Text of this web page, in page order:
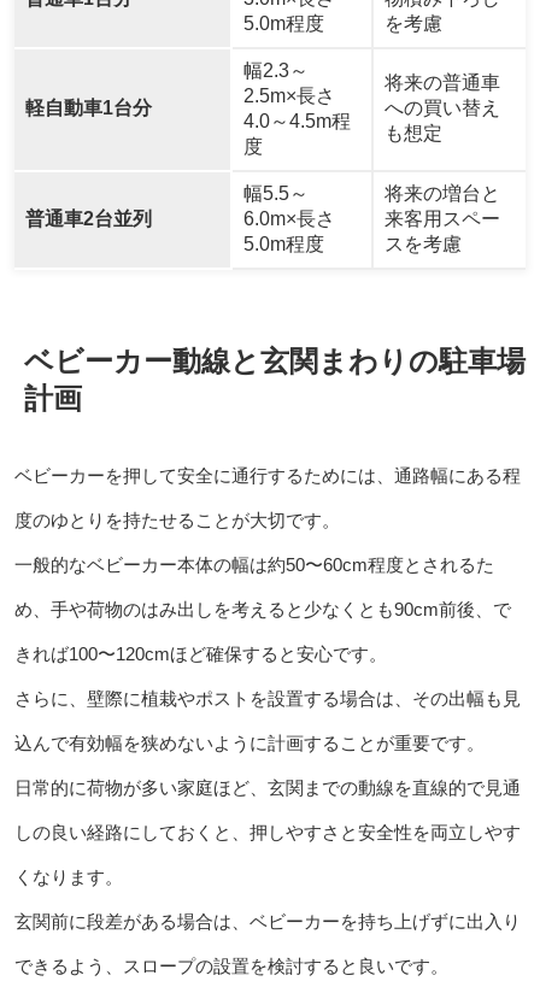
5.0m程度
を考慮
軽自動車1台分
幅2.3～
2.5m×長さ
4.0～4.5m程
度
将来の普通車
への買い替え
も想定
普通車2台並列
幅5.5～
6.0m×長さ
5.0m程度
将来の増台と
来客用スペー
スを考慮
ベビーカー動線と玄関まわりの駐車場
計画
ベビーカーを押して安全に通行するためには、通路幅にある程
度のゆとりを持たせることが大切です。
一般的なベビーカー本体の幅は約50〜60cm程度とされるた
め、手や荷物のはみ出しを考えると少なくとも90cm前後、で
きれば100〜120cmほど確保すると安心です。
さらに、壁際に植栽やポストを設置する場合は、その出幅も見
込んで有効幅を狭めないように計画することが重要です。
日常的に荷物が多い家庭ほど、玄関までの動線を直線的で見通
しの良い経路にしておくと、押しやすさと安全性を両立しやす
くなります。
玄関前に段差がある場合は、ベビーカーを持ち上げずに出入り
できるよう、スロープの設置を検討すると良いです。